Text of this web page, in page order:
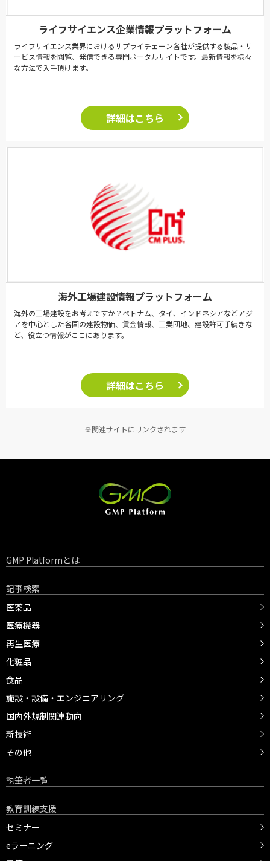
ライフサイエンス企業情報プラットフォーム
ライフサイエンス業界におけるサプライチェーン各社が提供する製品・サ
ービス情報を閲覧、発信できる専門ポータルサイトです。最新情報を様々
な方法で入手頂けます。
詳細はこちら
海外工場建設情報プラットフォーム
海外の工場建設をお考えですか？ベトナム、タイ、インドネシアなどアジ
アを中心とした各国の建設物価、賃金情報、工業団地、建設許可手続きな
ど、役立つ情報がここにあります。
詳細はこちら
※関連サイトにリンクされます
GMP Platformとは
記事検索
医薬品
医療機器
再生医療
化粧品
食品
施設・設備・エンジニアリング
国内外規制関連動向
新技術
その他
執筆者一覧
教育訓練支援
セミナー
eラーニング